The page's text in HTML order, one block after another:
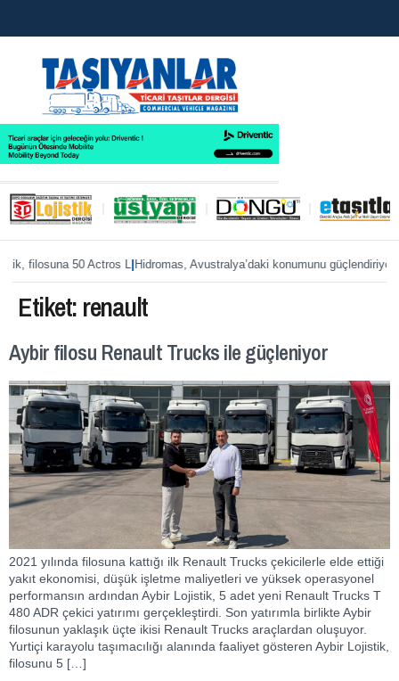
50 Actros L|Hidromas, Avustralya’daki konumunu güçlendiriyor|Enver
Etiket: renault
Aybir filosu Renault Trucks ile güçleniyor
2021 yılında filosuna kattığı ilk Renault Trucks çekicilerle elde ettiği
yakıt ekonomisi, düşük işletme maliyetleri ve yüksek operasyonel
performansın ardından Aybir Lojistik, 5 adet yeni Renault Trucks T
480 ADR çekici yatırımı gerçekleştirdi. Son yatırımla birlikte Aybir
filosunun yaklaşık üçte ikisi Renault Trucks araçlardan oluşuyor.
Yurtiçi karayolu taşımacılığı alanında faaliyet gösteren Aybir Lojistik,
filosunu 5 […]